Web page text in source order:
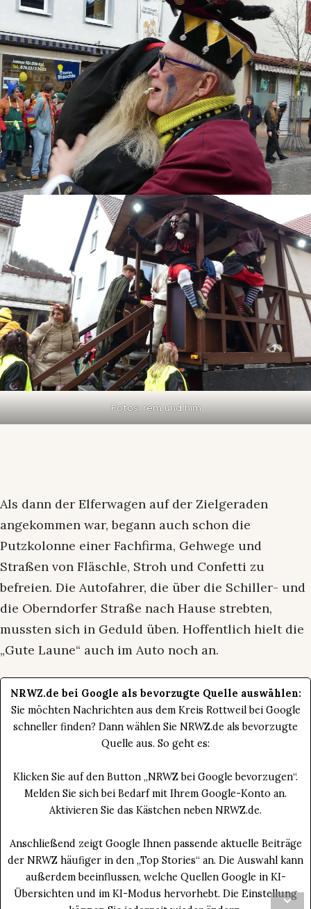
Fotos: rem und him
Als dann der Elferwagen auf der Zielgeraden
angekommen war, begann auch schon die
Putzkolonne einer Fachfirma, Gehwege und
Straßen von Fläschle, Stroh und Confetti zu
befreien. Die Autofahrer, die über die Schiller- und
die Oberndorfer Straße nach Hause strebten,
mussten sich in Geduld üben. Hoffentlich hielt die
„Gute Laune“ auch im Auto noch an.
NRWZ.de bei Google als bevorzugte Quelle auswählen:
Sie möchten Nachrichten aus dem Kreis Rottweil bei Google
schneller finden? Dann wählen Sie NRWZ.de als bevorzugte
Quelle aus. So geht es:
Klicken Sie auf den Button „NRWZ bei Google bevorzugen“.
Melden Sie sich bei Bedarf mit Ihrem Google-Konto an.
Aktivieren Sie das Kästchen neben NRWZ.de.
Anschließend zeigt Google Ihnen passende aktuelle Beiträge
der NRWZ häufiger in den „Top Stories“ an. Die Auswahl kann
außerdem beeinflussen, welche Quellen Google in KI-
Übersichten und im KI-Modus hervorhebt. Die Einstellung